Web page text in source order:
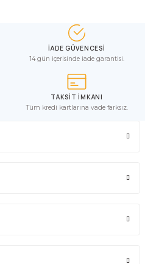
İADE GÜVENCESİ
14 gün içerisinde iade garantisi.
TAKSİT İMKANI
Tüm kredi kartlarına vade farksız.